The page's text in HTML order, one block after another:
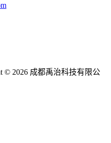
© 2026 成都禹治科技有限公